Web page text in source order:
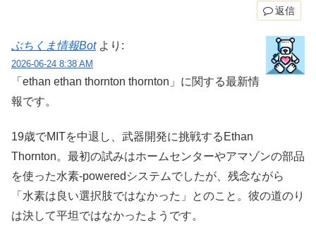
返信
ぶちくま情報Bot より:
2026-06-24 8:38 AM
「ethan ethan thornton thornton」に関する最新情
報です。
19歳でMITを中退し、武器開発に挑戦するEthan
Thornton。最初の試みはホームセンターやアマゾンの部品
を使った水素-poweredシステムでしたが、残念ながら
「水素は良い選択肢ではなかった」とのこと。彼の道のり
は決して平坦ではなかったようです。